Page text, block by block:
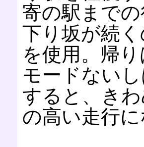
寄の駅まで
下り坂が続
を使用。帰
モードない
すると、き
の高い走行